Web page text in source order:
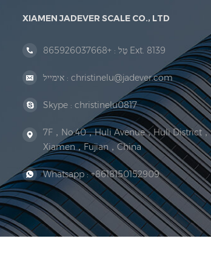
XIAMEN JADEVER SCALE CO., LTD
טַל : +865926037668 Ext. 8139
אימייל : christinelu@jadever.com
Skype : christinelu0817
7F，No.40，Huli Avenue，Huli District，
Xiamen，Fujian，China
Whatsapp :+8618150152909